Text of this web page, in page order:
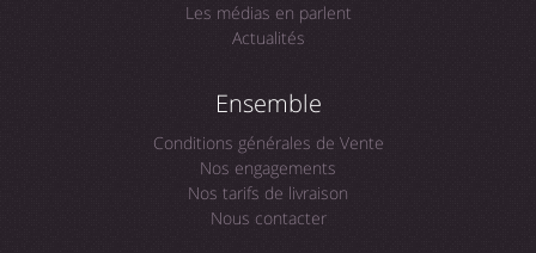
Les médias en parlent
Actualités
Ensemble
Conditions générales de Vente
Nos engagements
Nos tarifs de livraison
Nous contacter